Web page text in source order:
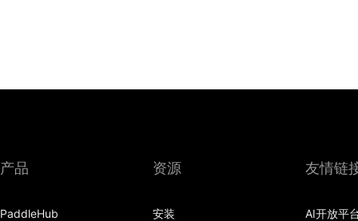
产品
PaddleHub
资源
安装
友情链
AI开放平